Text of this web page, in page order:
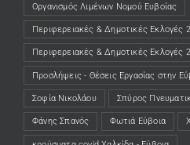
Οργανισμός Λιμένων Νομού Ευβοίας
Περιφερειακές & Δημοτικές Εκλογές
Περιφερειακές & Δημοτικές Εκλογές
Προσλήψεις - Θέσεις Εργασίας στην
Σοφία Νικολάου Σπύρος
Φάνης Σπανός Φωτιά Εύβοια